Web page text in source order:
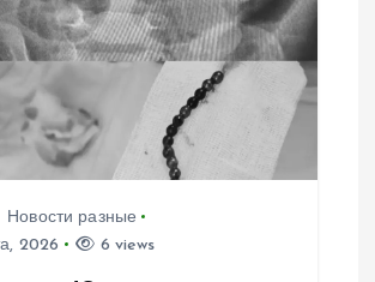
Новости разные
2026
6 views